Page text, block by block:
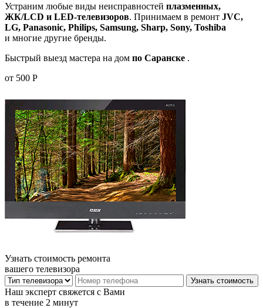
Устраним любые виды неисправностей плазменных,
ЖК/LCD и LED-телевизоров. Принимаем в ремонт JVC,
LG, Panasonic, Philips, Samsung, Sharp, Sony, Toshiba
и многие другие бренды.
Быстрый выезд мастера на дом по Саранске .
от 500 Р
Узнать стоимость ремонта
вашего телевизора
Наш эксперт свяжется с Вами
в течение 2 минут